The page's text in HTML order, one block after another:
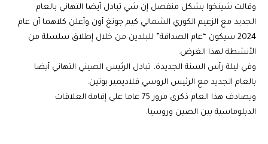
وقالت شينخوا بشكل منفصل إن شي تبادل أيضا التهاني بالعام
الجديد مع الزعيم الكوري الشمالي كيم جونغ أون وأعلن كلاهما أن عام
2024 سيكون “عام الصداقة” للبلدين من خلال إطلاق سلسلة من
الأنشطة لهذا الغرض.
وفي ليلة رأس السنة الجديدة، تبادل الرئيس الصيني التهاني أيضا
بالعام الجديد مع الرئيس الروسي فلاديمير بوتين.
ويصادف هذا العام ذكرى مرور 75 عاما على إقامة العلاقات
الدبلوماسية بين الصين وروسيا.